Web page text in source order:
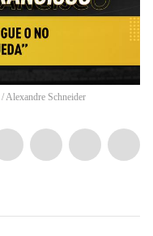
/Alexandre Schneider